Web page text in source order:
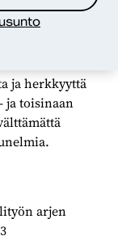
näkökulmia.
ja herkkyyttä
ja toisinaan
arjen